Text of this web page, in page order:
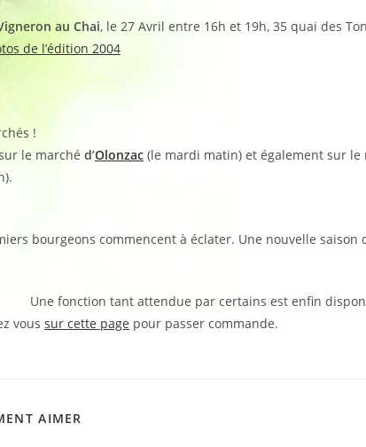
au Chai, le 27 Avril entre 16h et 19h, 35 quai des
de l’édition 2004
!
le marché d’Olonzac (le mardi matin) et également sur le
bourgeons commencent à éclater. Une nouvelle saison
Une fonction tant attendue par certains est enfin
vous sur cette page pour passer commande.
AIMER